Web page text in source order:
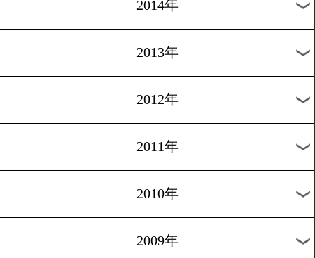
2020年
2019年